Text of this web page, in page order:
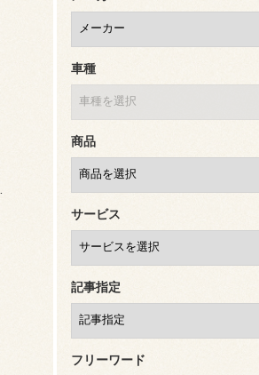
車種
商品
サービス
記事指定
フリーワード